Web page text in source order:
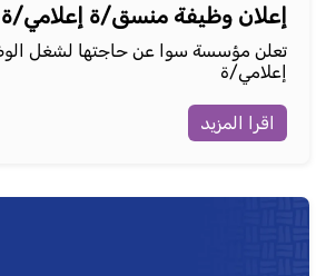
إعلان وظيفة منسق/ة إعلامي/ة
تعلن مؤسسة سوا عن حاجتها لشغل
إعلامي/ة
اقرا المزيد